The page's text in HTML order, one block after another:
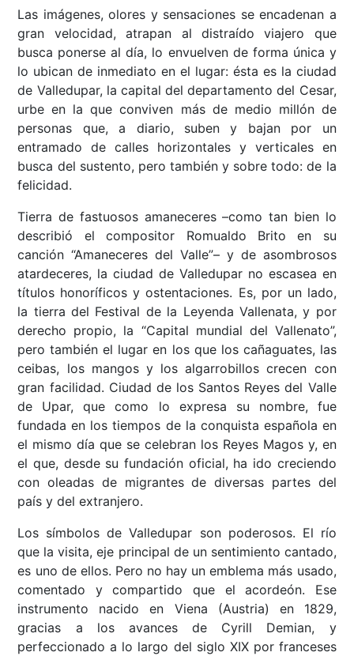
Las imágenes, olores y sensaciones se encadenan a
gran velocidad, atrapan al distraído viajero que
busca ponerse al día, lo envuelven de forma única y
lo ubican de inmediato en el lugar: ésta es la ciudad
de Valledupar, la capital del departamento del Cesar,
urbe en la que conviven más de medio millón de
personas que, a diario, suben y bajan por un
entramado de calles horizontales y verticales en
busca del sustento, pero también y sobre todo: de la
felicidad.
Tierra de fastuosos amaneceres –como tan bien lo
describió el compositor Romualdo Brito en su
canción “Amaneceres del Valle”– y de asombrosos
atardeceres, la ciudad de Valledupar no escasea en
títulos honoríficos y ostentaciones. Es, por un lado,
la tierra del Festival de la Leyenda Vallenata, y por
derecho propio, la “Capital mundial del Vallenato”,
pero también el lugar en los que los cañaguates, las
ceibas, los mangos y los algarrobillos crecen con
gran facilidad. Ciudad de los Santos Reyes del Valle
de Upar, que como lo expresa su nombre, fue
fundada en los tiempos de la conquista española en
el mismo día que se celebran los Reyes Magos y, en
el que, desde su fundación oficial, ha ido creciendo
con oleadas de migrantes de diversas partes del
país y del extranjero.
Los símbolos de Valledupar son poderosos. El río
que la visita, eje principal de un sentimiento cantado,
es uno de ellos. Pero no hay un emblema más usado,
comentado y compartido que el acordeón. Ese
instrumento nacido en Viena (Austria) en 1829,
gracias a los avances de Cyrill Demian, y
perfeccionado a lo largo del siglo XIX por franceses